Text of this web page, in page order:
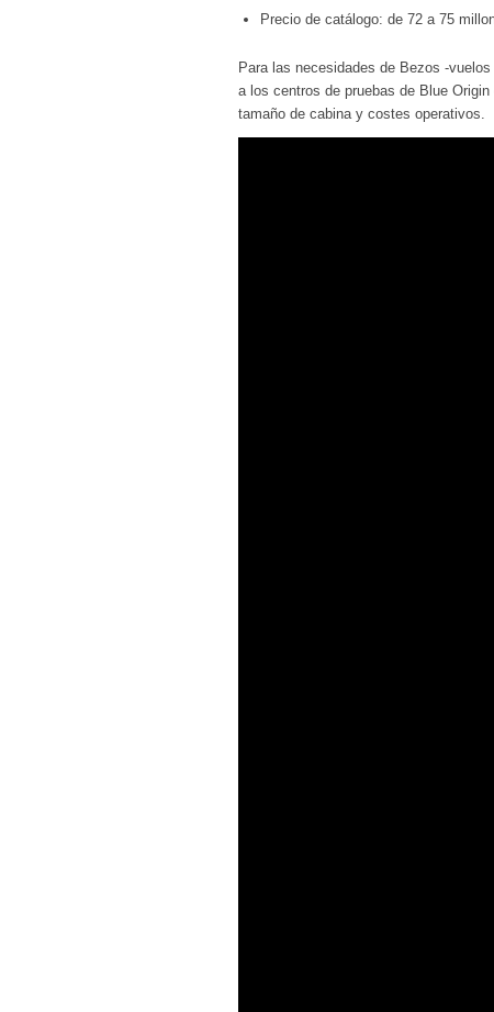
Precio de catálogo: de 72 a 75
Para las necesidades de Bezos -
a los centros de pruebas de Blue
tamaño de cabina y costes operativos.